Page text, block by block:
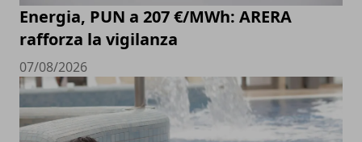
Energia, PUN a 207 €/MWh: ARERA
rafforza la vigilanza
07/08/2026